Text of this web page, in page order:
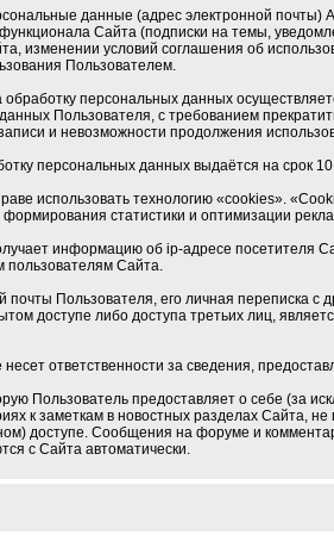
данные (адрес электронной почты)
Сайта (подписки на темы,
изменении условий соглашения об
Пользователем.
обработку персональных данных
Пользователя, с требованием
и невозможности продолжения
персональных данных выдаётся на срок
использовать технологию «cookies».
статистики и оптимизации
информацию об ip-адресе посетителя
пользователям Сайта.
почты Пользователя, его личная переписка
доступе либо доступа третьих лиц,
ответственности за сведения,
Пользователь предоставляет о себе (за
к заметкам в новостных разделах Сайта,
доступе. Сообщения на форуме и
с Сайта автоматически.